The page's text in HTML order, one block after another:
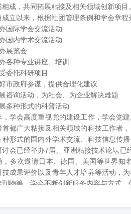
相成，共同拓展粘接及相关领域创新项目。
成立以来，根据社团管理条例和学会章程
国际学会交流活动
国内学术交流活动
展览会
各种专业讲座、培训
委托科研项目
市政府参谋，提供合理化建议
咨询活动，为社会、为企业解决难题
多种形式的科普活动
，学会高度重视党的建设工作，学会党
首都广大粘接及相关领域的科技工作者
种形式的国内外学术交流、科技信息传
讨会已经举办7届、亚洲粘接技术论坛
，多次邀请日本、德国、美国等世界知
技成果评价以及青年人才培养等活动，
刊物等。学会不断创新服务内容与方式